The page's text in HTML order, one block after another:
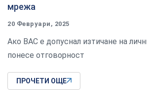
мрежа
20 Февруари, 2025
Ако ВАС е допуснал изтичане на
понесе отговорност
ПРОЧЕТИ ОЩЕ